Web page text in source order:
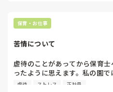
部屋と玄関を活用し広く遊べる
その玄関の方をAちゃんのスペ
ということになりました。
それはいいのですが、部屋と
いか問題が発生しました。
クラスの先生達は、閉めた方が
その場合に、保育士の配置はど
色々なことが理解できていな
です。
他害があるようですが、1人で
ですか？
保育・お仕事
苦情について
虐待のことがあってから保育
ったように思えます。私の園
人が対応してくれますが、謝
虐待 ストレス 正社員